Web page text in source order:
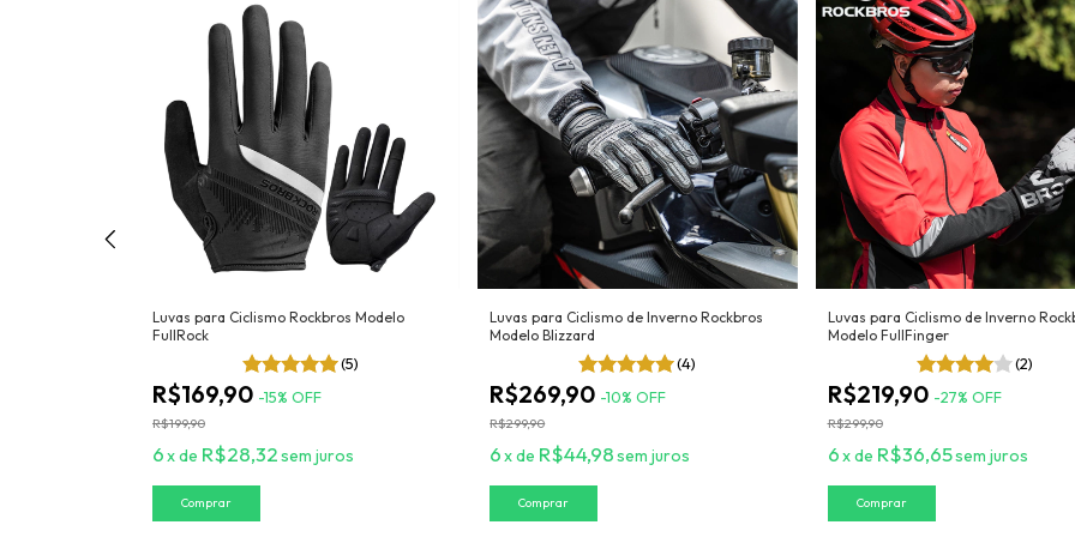
Luvas para Ciclismo Rockbros Modelo
FullRock
(5)
R$169,90 -15% OFF
R$199,90
6xde R$28,32sem juros
Comprar
Luvas para Ciclismo de Inverno Rockbros
Modelo Blizzard
(4)
R$269,90 -10%OFF
R$299,90
6xde R$44,98sem juros
Comprar
Luvas para Ciclismo de Inverno
Modelo FullFinger
(2)
R$219,90 -27% OFF
R$299,90
6xde R$36,65sem juros
Comprar